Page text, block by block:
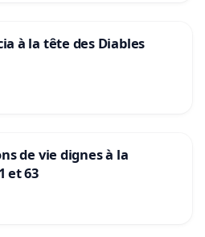
à la tête des Diables
de vie dignes à la
et 63